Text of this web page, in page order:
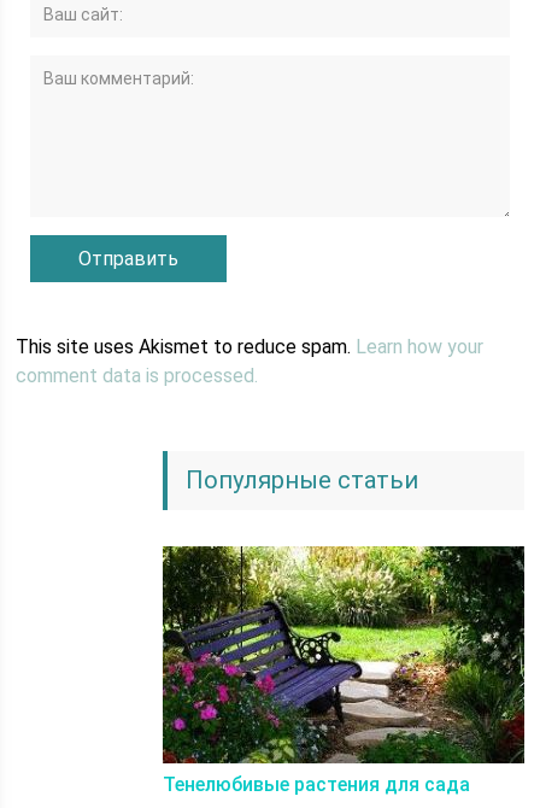
This site uses Akismet to reduce spam. Learn how your
comment data is processed.
Популярные статьи
Тенелюбивые растения для сада